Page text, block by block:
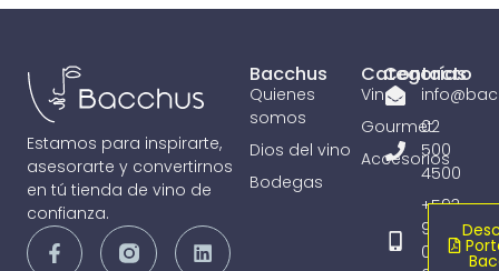
Estamos para inspirarte,
asesorarte y convertirnos
en tú tienda de vino de
confianza.
Bacchus
Quienes
somos
Dios del vino
Bodegas
Categorías
Vinos
Gourmet
Accesorios
Contacto
02
500
4500
+593
98
065